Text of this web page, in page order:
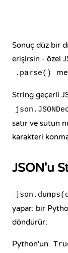
Sonuç düz bir
erişirsin - özel
.parse()
String geçerli
satır ve sütun
karakteri
JSON'u
yapar: bir
döndürür:
Python'un